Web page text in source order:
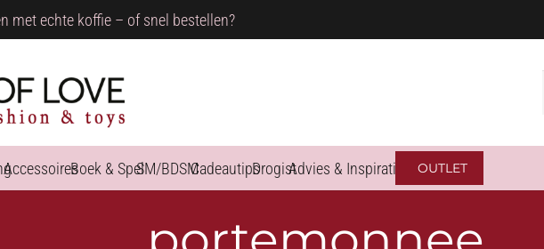
met echte koffie – of snel bestellen?
AccessoiresBoek & SpelSM/BDSMCadeautipsDrogistAdvies & Inspiratie OUTLET